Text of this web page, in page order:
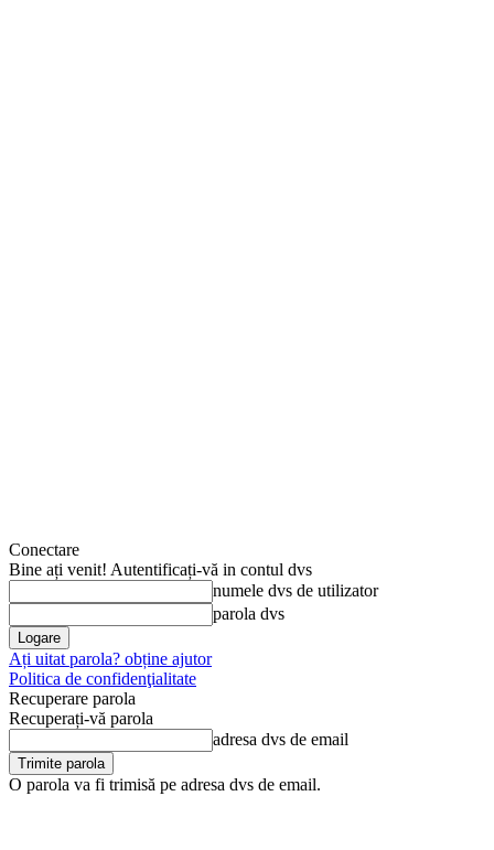
Conectare
Bine ați venit! Autentificați-vă in contul dvs
numele dvs de utilizator
parola dvs
Ați uitat parola? obține ajutor
Politica de confidenţialitate
Recuperare parola
Recuperați-vă parola
adresa dvs de email
O parola va fi trimisă pe adresa dvs de email.